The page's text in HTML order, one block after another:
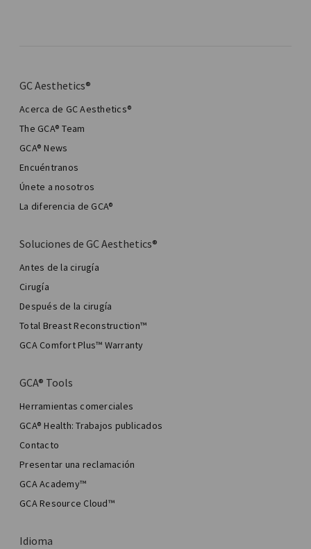
GC Aesthetics®
Acerca de GC Aesthetics®
The GCA® Team
GCA® News
Encuéntranos
Únete a nosotros
La diferencia de GCA®
Soluciones de GC Aesthetics®
Antes de la cirugía
Cirugía
Después de la cirugía
Total Breast Reconstruction™
GCA Comfort Plus™ Warranty
GCA® Tools
Herramientas comerciales
GCA® Health: Trabajos publicados
Contacto
Presentar una reclamación
GCA Academy™
GCA Resource Cloud™
Idioma